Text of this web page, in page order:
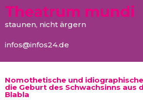
Theatrum mundi
staunen, nicht ärgern
infos@infos24.de
Nomothetische und
die Geburt des Schwachsinns aus
Blabla